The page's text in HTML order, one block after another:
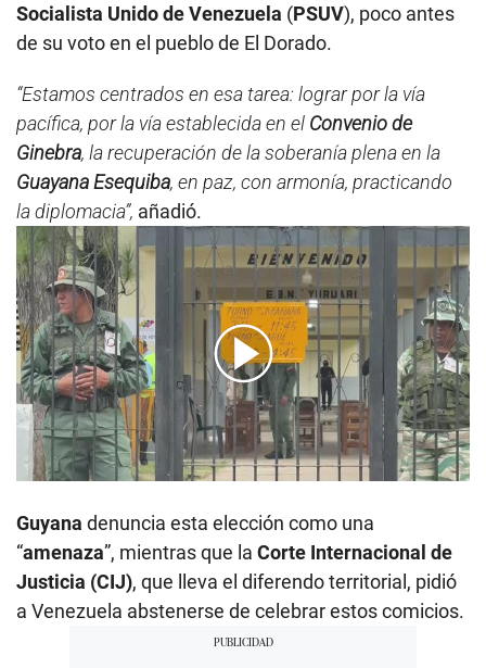
Socialista Unido de Venezuela (PSUV), poco antes
de su voto en el pueblo de El Dorado.
“Estamos centrados en esa tarea: lograr por la vía
pacífica, por la vía establecida en el Convenio de
Ginebra, la recuperación de la soberanía plena en la
Guayana Esequiba, en paz, con armonía, practicando
la diplomacia”, añadió.
00:00/ 01:44
Guyana denuncia esta elección como una
“amenaza”, mientras que la Corte Internacional de
Justicia (CIJ), que lleva el diferendo territorial, pidió
a Venezuela abstenerse de celebrar estos comicios.